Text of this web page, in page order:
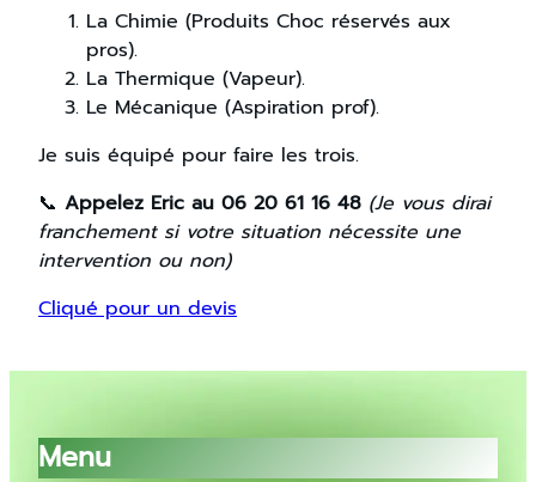
La Chimie (Produits Choc réservés aux
pros).
La Thermique (Vapeur).
Le Mécanique (Aspiration prof).
Je suis équipé pour faire les trois.
📞 Appelez Eric au 06 20 61 16 48 (Je vous dirai
franchement si votre situation nécessite une
intervention ou non)
Cliqué pour un devis
Menu